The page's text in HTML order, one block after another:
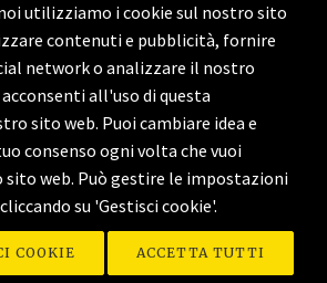
utilizziamo i cookie sul nostro sito
contenuti e pubblicità, fornire
network o analizzare il nostro
all'uso di questa
sito web. Puoi cambiare idea e
consenso ogni volta che vuoi
sito web. Può gestire le impostazioni
su 'Gestisci cookie'.
COOKIE ACCETTA TUTTI
Zones - Tutti i diritti sono riservati. - P. IVA
& Cookie Policy-Gestisci Cookie